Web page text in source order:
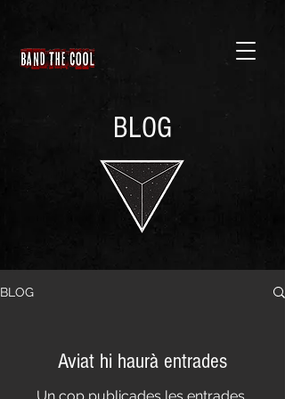
BLOG
BLOG
Aviat hi haurà entrades